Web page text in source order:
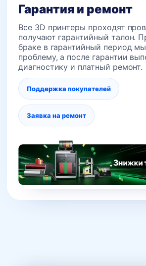
Гарантия и ремонт
Все 3D принтеры проходят
получают гарантийный талон.
браке в гарантийный период
проблему, а после гарантии
диагностику и платный ремонт.
Поддержка покупателей
Заявка на ремонт